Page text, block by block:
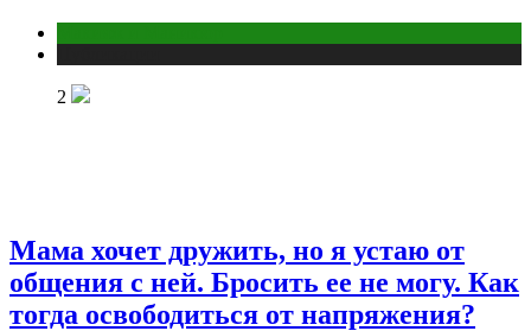
2
Мама хочет дружить, но я устаю от
общения с ней. Бросить ее не могу. Как
тогда освободиться от напряжения?